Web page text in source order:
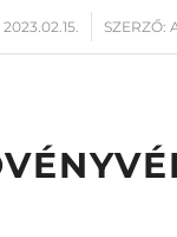
2023.02.15.
/ SZERZŐ: